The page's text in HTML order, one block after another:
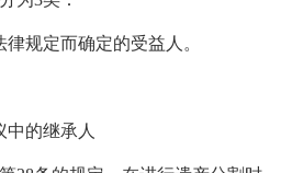
规定而确定的受益人。
中的继承人